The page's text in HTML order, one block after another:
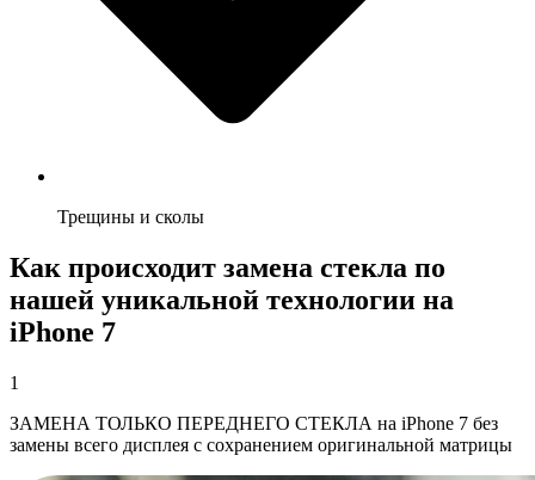
Трещины и сколы
Как происходит замена стекла по
нашей уникальной технологии на
iPhone 7
1
ЗАМЕНА ТОЛЬКО ПЕРЕДНЕГО СТЕКЛА на iPhone 7 без
замены всего дисплея с сохранением оригинальной матрицы